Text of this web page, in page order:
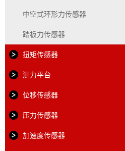
中空式环形力传感器
踏板力传感器
扭矩传感器
测力平台
位移传感器
压力传感器
加速度传感器